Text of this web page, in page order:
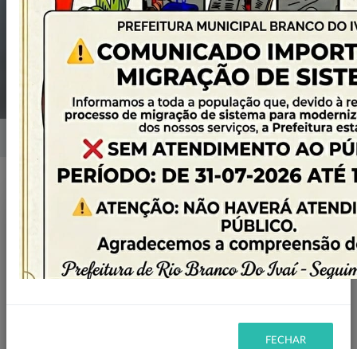
MUNICIPAL DO
MEIO AMBIENTE
Notícias
Publicado em: 29/10/2024 11:13
FECHAR